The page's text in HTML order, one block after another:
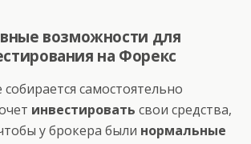
возможности для
на Форекс
собирается самостоятельно
инвестировать свои средства,
у брокера были нормальные